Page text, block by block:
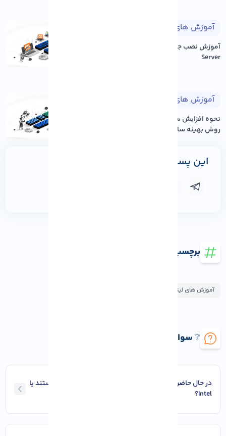
آموزش های طراحی وب
Server
آموزش های وردپرس
روش بهینه سازی عم...
این پست را به اشتراک بگذارید
برچسب ها
آموزش های لینوکس
❔ سوالات متداول
در حال حاضر، برای بازی کردن، پردازنده های AMD بهتر هستند یا
Intel؟